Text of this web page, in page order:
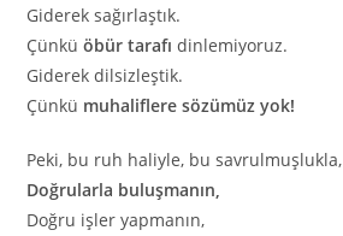
Giderek sağırlaştık.
Çünküöbür tarafı dinlemiyoruz.
Giderek dilsizleştik.
Çünkü muhaliflere sözümüz yok!
Peki, bu ruh haliyle, bu savrulmuşlukla,
Doğrularla buluşmanın,
Doğru işler yapmanın,